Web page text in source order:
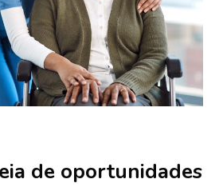
de oportunidades